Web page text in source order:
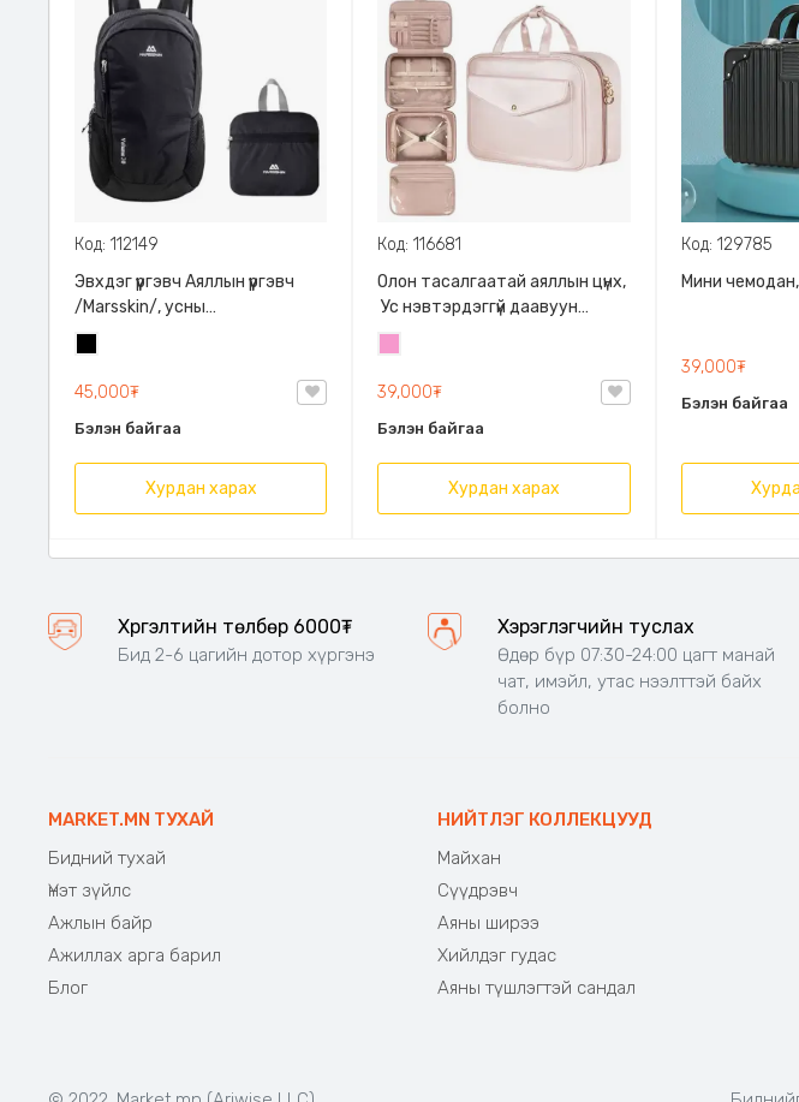
Код: 112149
Эвхдэг үүргэвч Аяллын үүргэвч
/Marsskin/, усны
хамгаалалттай, өөртөө
эвхэгддэг авсаархан ууттай,
багтаамж:30л
45,000₮
Бэлэн байгаа
Хурдан харах
Код: 116681
Олон тасалгаатай аяллын цүнх,
Ус нэвтэрдэггүй даавуун
хатуу материалтай , Олон
тасалгаатай авч явахад
хялбар бариултай.
39,000₮
Бэлэн байгаа
Хурдан харах
Код: 129785
Мини
39,000₮
Бэлэн байгаа
Хүргэлтийн төлбөр 6000₮
Бид 2-6 цагийн дотор хүргэнэ
Хэрэглэгчийн туслах
Өдөр бүр 07:30-24:00 цагт манай
чат, имэйл, утас нээлттэй байх
болно
MARKET.MN ТУХАЙ
Бидний тухай
Үнэт зүйлс
Ажлын байр
Ажиллах арга барил
Блог
НИЙТЛЭГ КОЛЛЕКЦУУД
Майхан
Сүүдрэвч
Аяны ширээ
Хийлдэг гудас
Аяны түшлэгтэй сандал